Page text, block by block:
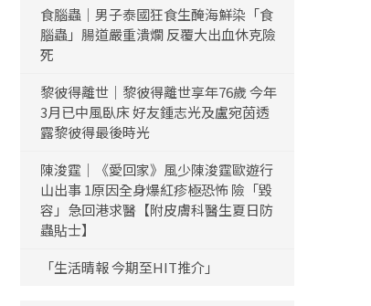
食腦蟲｜男子泰國狂食生醃海鮮染「食
腦蟲」腸道嚴重潰爛 反覆大出血休克險
死
黎彼得離世｜黎彼得離世享年76歲 今年
3月已中風臥床 好友鍾志光及盧宛茵透
露黎彼得最後時光
陳浚霆｜《愛回家》風少陳浚霆歐遊行
山出事 1原因全身爆紅疹極恐怖 險「毀
容」急回港求醫【附皮膚科醫生夏日防
蟲貼士】
「生活晴報 今期至HIT推介」